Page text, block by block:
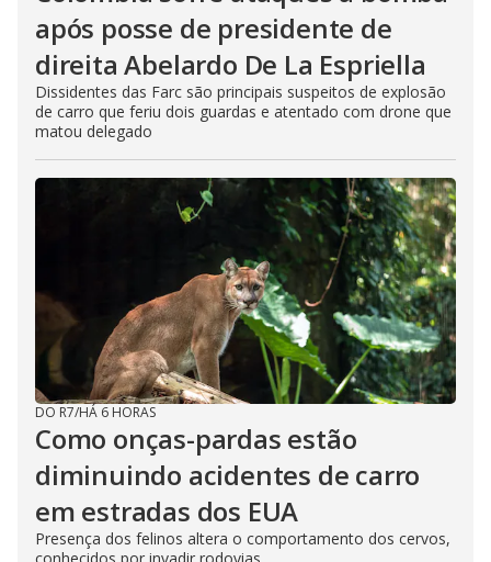
d
e
o
após posse de presidente de
direita Abelardo De La Espriella
Dissidentes das Farc são principais suspeitos de explosão
de carro que feriu dois guardas e atentado com drone que
matou delegado
DO R7/HÁ 6 HORAS
Como onças-pardas estão
diminuindo acidentes de carro
em estradas dos EUA
Presença dos felinos altera o comportamento dos cervos,
conhecidos por invadir rodovias